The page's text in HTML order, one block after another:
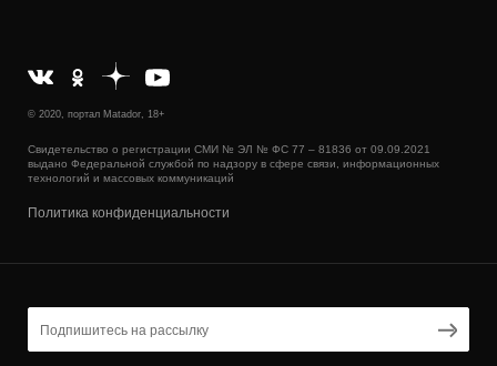
© 2020, портал Matador, 18+
Свидетельство о регистрации СМИ № ЭЛ № ФС 77 – 81836 от 09.09.2021
выдано Федеральной службой по надзору в сфере связи, информационных
технологий и массовых коммуникаций
Политика конфиденциальности